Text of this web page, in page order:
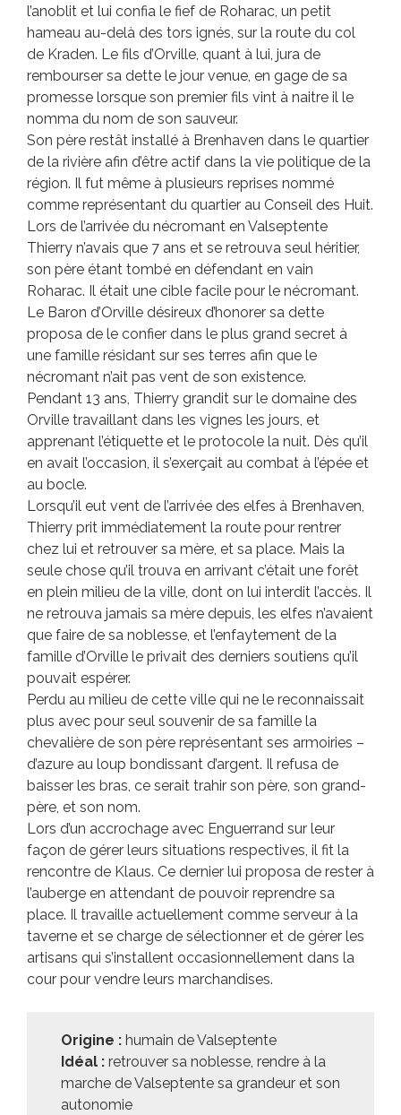
l’anoblit et lui confia le fief de Roharac, un petit
hameau au-delà des tors ignés, sur la route du col
de Kraden. Le fils d’Orville, quant à lui, jura de
rembourser sa dette le jour venue, en gage de sa
promesse lorsque son premier fils vint à naitre il le
nomma du nom de son sauveur.
Son père restât installé à Brenhaven dans le quartier
de la rivière afin d’être actif dans la vie politique de la
région. Il fut même à plusieurs reprises nommé
comme représentant du quartier au Conseil des Huit.
Lors de l’arrivée du nécromant en Valseptente
Thierry n’avais que 7 ans et se retrouva seul héritier,
son père étant tombé en défendant en vain
Roharac. Il était une cible facile pour le nécromant.
Le Baron d’Orville désireux d’honorer sa dette
proposa de le confier dans le plus grand secret à
une famille résidant sur ses terres afin que le
nécromant n’ait pas vent de son existence.
Pendant 13 ans, Thierry grandit sur le domaine des
Orville travaillant dans les vignes les jours, et
apprenant l’étiquette et le protocole la nuit. Dès qu’il
en avait l’occasion, il s’exerçait au combat à l’épée et
au bocle.
Lorsqu’il eut vent de l’arrivée des elfes à Brenhaven,
Thierry prit immédiatement la route pour rentrer
chez lui et retrouver sa mère, et sa place. Mais la
seule chose qu’il trouva en arrivant c’était une forêt
en plein milieu de la ville, dont on lui interdit l’accès. Il
ne retrouva jamais sa mère depuis, les elfes n’avaient
que faire de sa noblesse, et l’enfaytement de la
famille d’Orville le privait des derniers soutiens qu’il
pouvait espérer.
Perdu au milieu de cette ville qui ne le reconnaissait
plus avec pour seul souvenir de sa famille la
chevalière de son père représentant ses armoiries –
d’azure au loup bondissant d’argent. Il refusa de
baisser les bras, ce serait trahir son père, son grand-
père, et son nom.
Lors d’un accrochage avec Enguerrand sur leur
façon de gérer leurs situations respectives, il fit la
rencontre de Klaus. Ce dernier lui proposa de rester à
l’auberge en attendant de pouvoir reprendre sa
place. Il travaille actuellement comme serveur à la
taverne et se charge de sélectionner et de gérer les
artisans qui s’installent occasionnellement dans la
cour pour vendre leurs marchandises.
Origine : humain de Valseptente
Idéal : retrouver sa noblesse, rendre à la
marche de Valseptente sa grandeur et son
autonomie